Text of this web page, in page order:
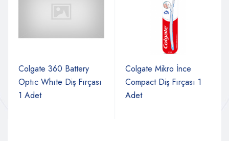
Colgate 360 Battery
Optıc Whıte Diş Fırçası
1 Adet
Colgate Mikro İnce
Compact Diş Fırçası 1
Adet